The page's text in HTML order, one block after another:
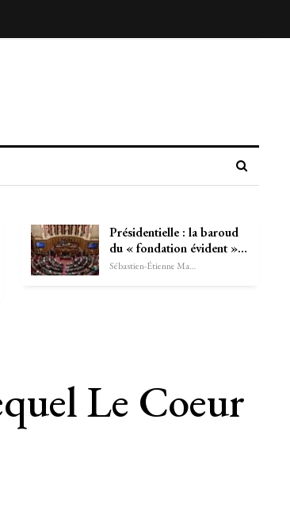
Présidentielle : la baroud
du « fondation évident »…
Sébastien-Étienne Marechal
Le Coeur